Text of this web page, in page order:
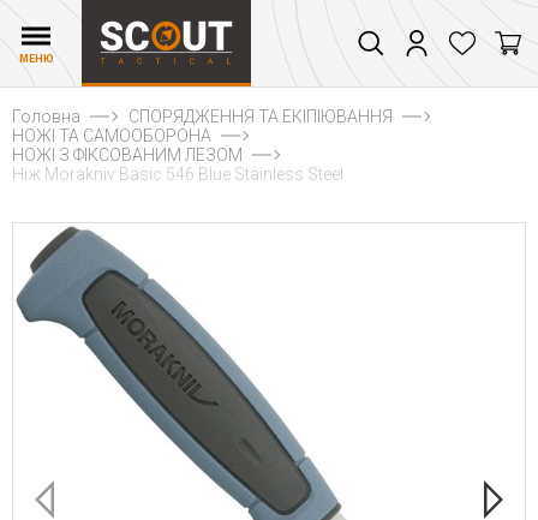
МЕНЮ
Головна
СПОРЯДЖЕННЯ ТА ЕКІПІЮВАННЯ
НОЖІ ТА САМООБОРОНА
НОЖІ З ФІКСОВАНИМ ЛЕЗОМ
Ніж Morakniv Basic 546 Blue Stainless Steel